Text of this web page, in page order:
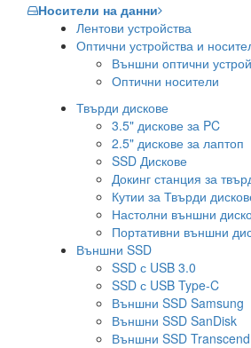
Носители на данни
Лентови устройства
Оптични устройства и
Външни оптични
Оптични носители
Твърди дискове
3.5" дискове за PC
2.5" дискове за лаптоп
SSD Дискове
Докинг станция за
Кутии за Твърди
Настолни външни
Портативни външни
Външни SSD
SSD с USB 3.0
SSD с USB Type-C
Външни SSD Samsung
Външни SSD SanDisk
Външни SSD Transcend